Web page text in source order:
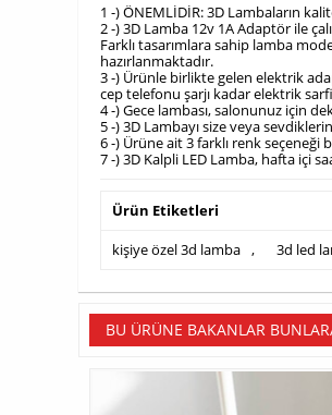
1 -) ÖNEMLİDİR: 3D Lambaların
2 -) 3D Lamba 12v 1A Adaptör ile
Farklı tasarımlara sahip lamba
hazırlanmaktadır.
3 -) Ürünle birlikte gelen elektrik
cep telefonu şarjı kadar elektrik
4 -) Gece lambası, salonunuz için
5 -) 3D Lambayı size veya
6 -) Ürüne ait 3 farklı renk seçeneği
7 -) 3D Kalpli LED Lamba, hafta içi
Ürün Etiketleri
kişiye özel 3d lamba , 3d led
BU ÜRÜNE BAKANLAR